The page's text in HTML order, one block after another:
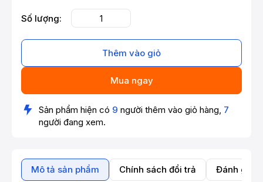
Số lượng:
Thêm vào giỏ
Mua ngay
Sản phẩm hiện có 9 người thêm vào giỏ hàng, 7
người đang xem.
Mô tả sản phẩm Chính sách đổi trả Đánh giá